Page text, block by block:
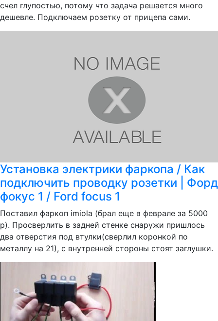
счел глупостью, потому что задача решается много
дешевле. Подключаем розетку от прицепа сами.
Установка электрики фаркопа / Как
подключить проводку розетки | Форд
фокус 1 / Ford focus 1
Поставил фаркоп imiola (брал еще в феврале за 5000
р). Просверлить в задней стенке снаружи пришлось
два отверстия под втулки(сверлил коронкой по
металлу на 21), с внутренней стороны стоят заглушки.